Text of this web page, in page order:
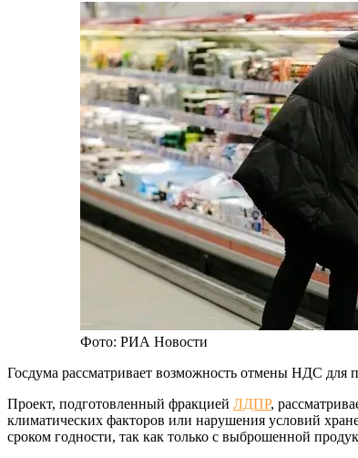
электронную
Фото: РИА Новости
Госдума рассматривает возможность отмены НДС
Проект, подготовленный фракцией ЛДПР,
климатических факторов или нарушения условий
сроком годности, так как только с выброшенной